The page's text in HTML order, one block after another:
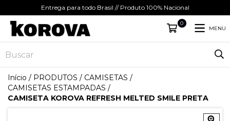
Entrega para todo Brasil // Produto 100% Nacional
0
MENU
Início / PRODUTOS / CAMISETAS /
CAMISETAS ESTAMPADAS /
CAMISETA KOROVA REFRESH MELTED SMILE PRETA